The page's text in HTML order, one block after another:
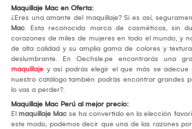
Maquillaje Mac en Oferta:
¿Eres una amante del maquillaje? Si es así,
Mac. Esta reconocida marca de cosméticos, sin
corazones de miles de mujeres en todo el mundo, y
de alta calidad y su amplia gama de colores y
deslumbrante. En Oechsle.pe encontrarás una
maquillaje y así podrás elegir el que más se adecue
nuestro catálogo también podrás encontrar grandes
lo vas a perder?.
Maquillaje Mac Perú al mejor precio:
El maquillaje Mac se ha convertido en la elección
este modo, podemos decir que una de las razones